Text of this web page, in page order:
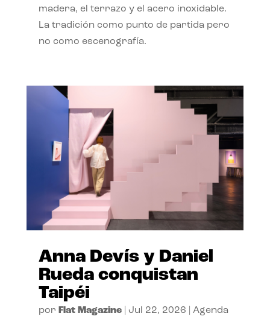
madera, el terrazo y el acero inoxidable.
La tradición como punto de partida pero
no como escenografía.
Anna Devís y Daniel
Rueda conquistan
Taipéi
por Flat Magazine| Jul 22, 2026 Agenda